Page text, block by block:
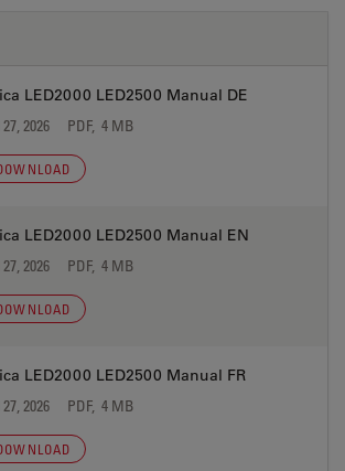
LED2000 LED2500 Manual DE
2026 PDF, 4 MB
LED2000 LED2500 Manual EN
2026 PDF, 4 MB
LED2000 LED2500 Manual FR
2026 PDF, 4 MB